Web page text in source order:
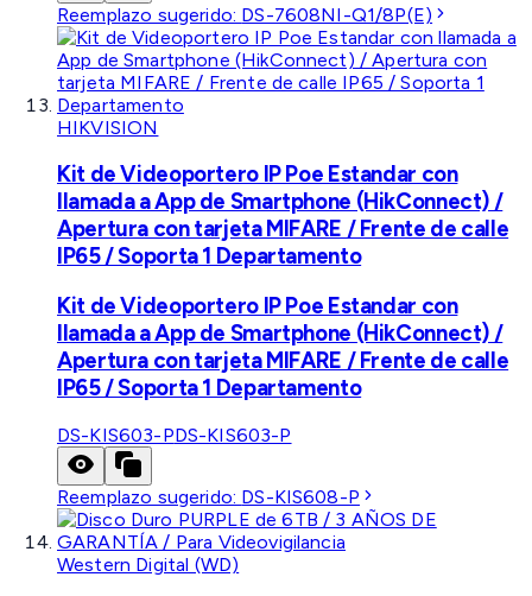
Reemplazo sugerido: DS-7608NI-Q1/8P(E)
HIKVISION
Kit de Videoportero IP Poe Estandar con
llamada a App de Smartphone (HikConnect) /
Apertura con tarjeta MIFARE / Frente de calle
IP65 / Soporta 1 Departamento
Kit de Videoportero IP Poe Estandar con
llamada a App de Smartphone (HikConnect) /
Apertura con tarjeta MIFARE / Frente de calle
IP65 / Soporta 1 Departamento
DS-KIS603-PDS-KIS603-P
Reemplazo sugerido: DS-KIS608-P
Western Digital (WD)